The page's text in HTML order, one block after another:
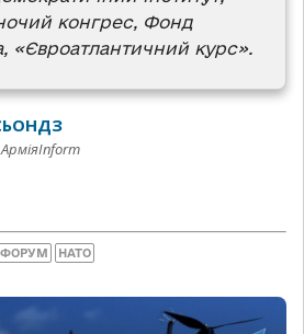
конгрес, Фонд
«Євроатлантичний курс».
ФОРУМ НАТО